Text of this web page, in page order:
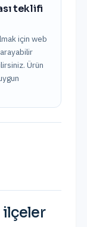
teklifi
için web
Ürün
ilçeler